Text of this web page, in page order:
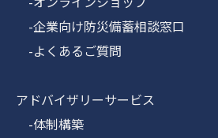
-企業向け防災備蓄相談窓口
-よくあるご質問
アドバイザリーサービス
-体制構築